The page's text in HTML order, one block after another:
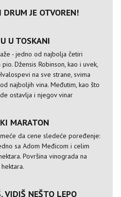
JE OTVOREN!
U TOSKANI
- jedno od najbolja četiri
Džensis Robinson, kao i uvek,
na sve strane, svima
najboljih vina. Međutim, kao što
ostavlja i njegov vinar
MARATON
da cene sledeće poređenje:
sa Adom Međicom i celim
Površina vinograda na
VIDIŠ NEŠTO LEPO